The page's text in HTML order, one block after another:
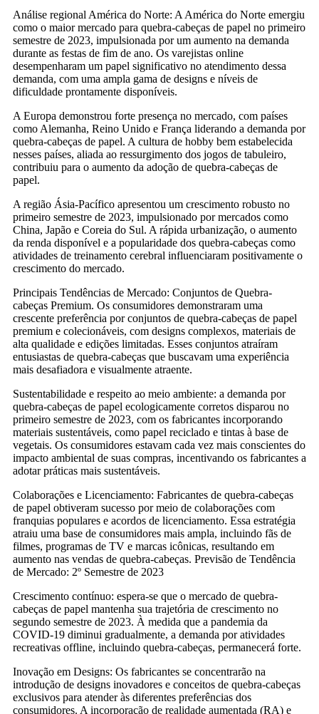
Análise regional América do Norte: A América do Norte emergiu
como o maior mercado para quebra-cabeças de papel no primeiro
semestre de 2023, impulsionada por um aumento na demanda
durante as festas de fim de ano. Os varejistas online
desempenharam um papel significativo no atendimento dessa
demanda, com uma ampla gama de designs e níveis de
dificuldade prontamente disponíveis.
A Europa demonstrou forte presença no mercado, com países
como Alemanha, Reino Unido e França liderando a demanda por
quebra-cabeças de papel. A cultura de hobby bem estabelecida
nesses países, aliada ao ressurgimento dos jogos de tabuleiro,
contribuiu para o aumento da adoção de quebra-cabeças de
papel.
A região Ásia-Pacífico apresentou um crescimento robusto no
primeiro semestre de 2023, impulsionado por mercados como
China, Japão e Coreia do Sul. A rápida urbanização, o aumento
da renda disponível e a popularidade dos quebra-cabeças como
atividades de treinamento cerebral influenciaram positivamente o
crescimento do mercado.
Principais Tendências de Mercado: Conjuntos de Quebra-
cabeças Premium. Os consumidores demonstraram uma
crescente preferência por conjuntos de quebra-cabeças de papel
premium e colecionáveis, com designs complexos, materiais de
alta qualidade e edições limitadas. Esses conjuntos atraíram
entusiastas de quebra-cabeças que buscavam uma experiência
mais desafiadora e visualmente atraente.
Sustentabilidade e respeito ao meio ambiente: a demanda por
quebra-cabeças de papel ecologicamente corretos disparou no
primeiro semestre de 2023, com os fabricantes incorporando
materiais sustentáveis, como papel reciclado e tintas à base de
vegetais. Os consumidores estavam cada vez mais conscientes do
impacto ambiental de suas compras, incentivando os fabricantes a
adotar práticas mais sustentáveis.
Colaborações e Licenciamento: Fabricantes de quebra-cabeças
de papel obtiveram sucesso por meio de colaborações com
franquias populares e acordos de licenciamento. Essa estratégia
atraiu uma base de consumidores mais ampla, incluindo fãs de
filmes, programas de TV e marcas icônicas, resultando em
aumento nas vendas de quebra-cabeças. Previsão de Tendência
de Mercado: 2º Semestre de 2023
Crescimento contínuo: espera-se que o mercado de quebra-
cabeças de papel mantenha sua trajetória de crescimento no
segundo semestre de 2023. À medida que a pandemia da
COVID-19 diminui gradualmente, a demanda por atividades
recreativas offline, incluindo quebra-cabeças, permanecerá forte.
Inovação em Designs: Os fabricantes se concentrarão na
introdução de designs inovadores e conceitos de quebra-cabeças
exclusivos para atender às diferentes preferências dos
consumidores. A incorporação de realidade aumentada (RA) e